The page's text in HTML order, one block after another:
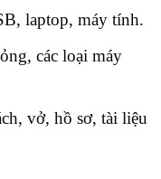
laptop, máy tính.
các loại máy
vở, hồ sơ, tài liệu